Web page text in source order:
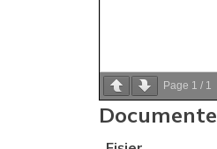
Page 1 / 1
Documente